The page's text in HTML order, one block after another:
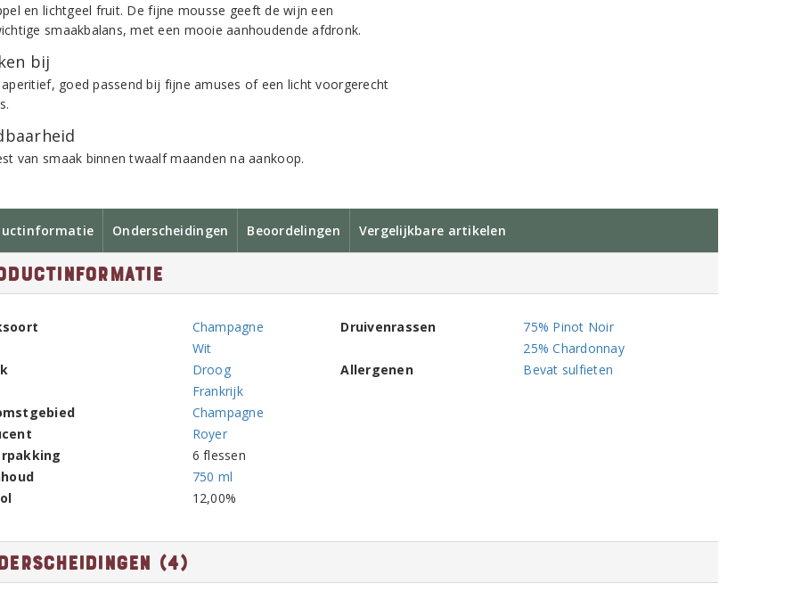
en lichtgeel fruit. De fijne mousse geeft de wijn een
smaakbalans, met een mooie aanhoudende afdronk.
bij
aperitief, goed passend bij fijne amuses of een licht voorgerecht
van smaak binnen twaalf maanden na aankoop.
Onderscheidingen Beoordelingen Vergelijkbare artikelen
Champagne
Wit
Droog
Frankrijk
Champagne
Royer
6 flessen
750 ml
12,00%
Druivenrassen
75% Pinot Noir
25% Chardonnay
Allergenen
Bevat sulfieten
(4)